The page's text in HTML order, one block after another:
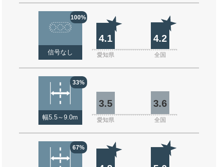
100%
信号なし
4.1 4.2
愛知県 全国
33%
幅5.5～9.0m
3.5 3.6
愛知県 全国
67%